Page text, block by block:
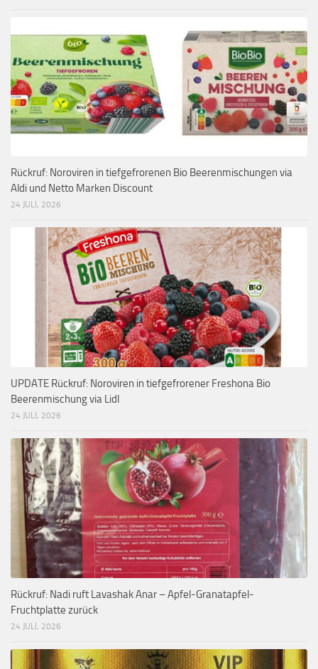
Rückruf: Noroviren in tiefgefrorenen Bio Beerenmischungen via
Aldi und Netto Marken Discount
24 JULI, 2026
UPDATE Rückruf: Noroviren in tiefgefrorener Freshona Bio
Beerenmischung via Lidl
24 JULI, 2026
Rückruf: Nadi ruft Lavashak Anar – Apfel-Granatapfel-
Fruchtplatte zurück
24 JULI, 2026